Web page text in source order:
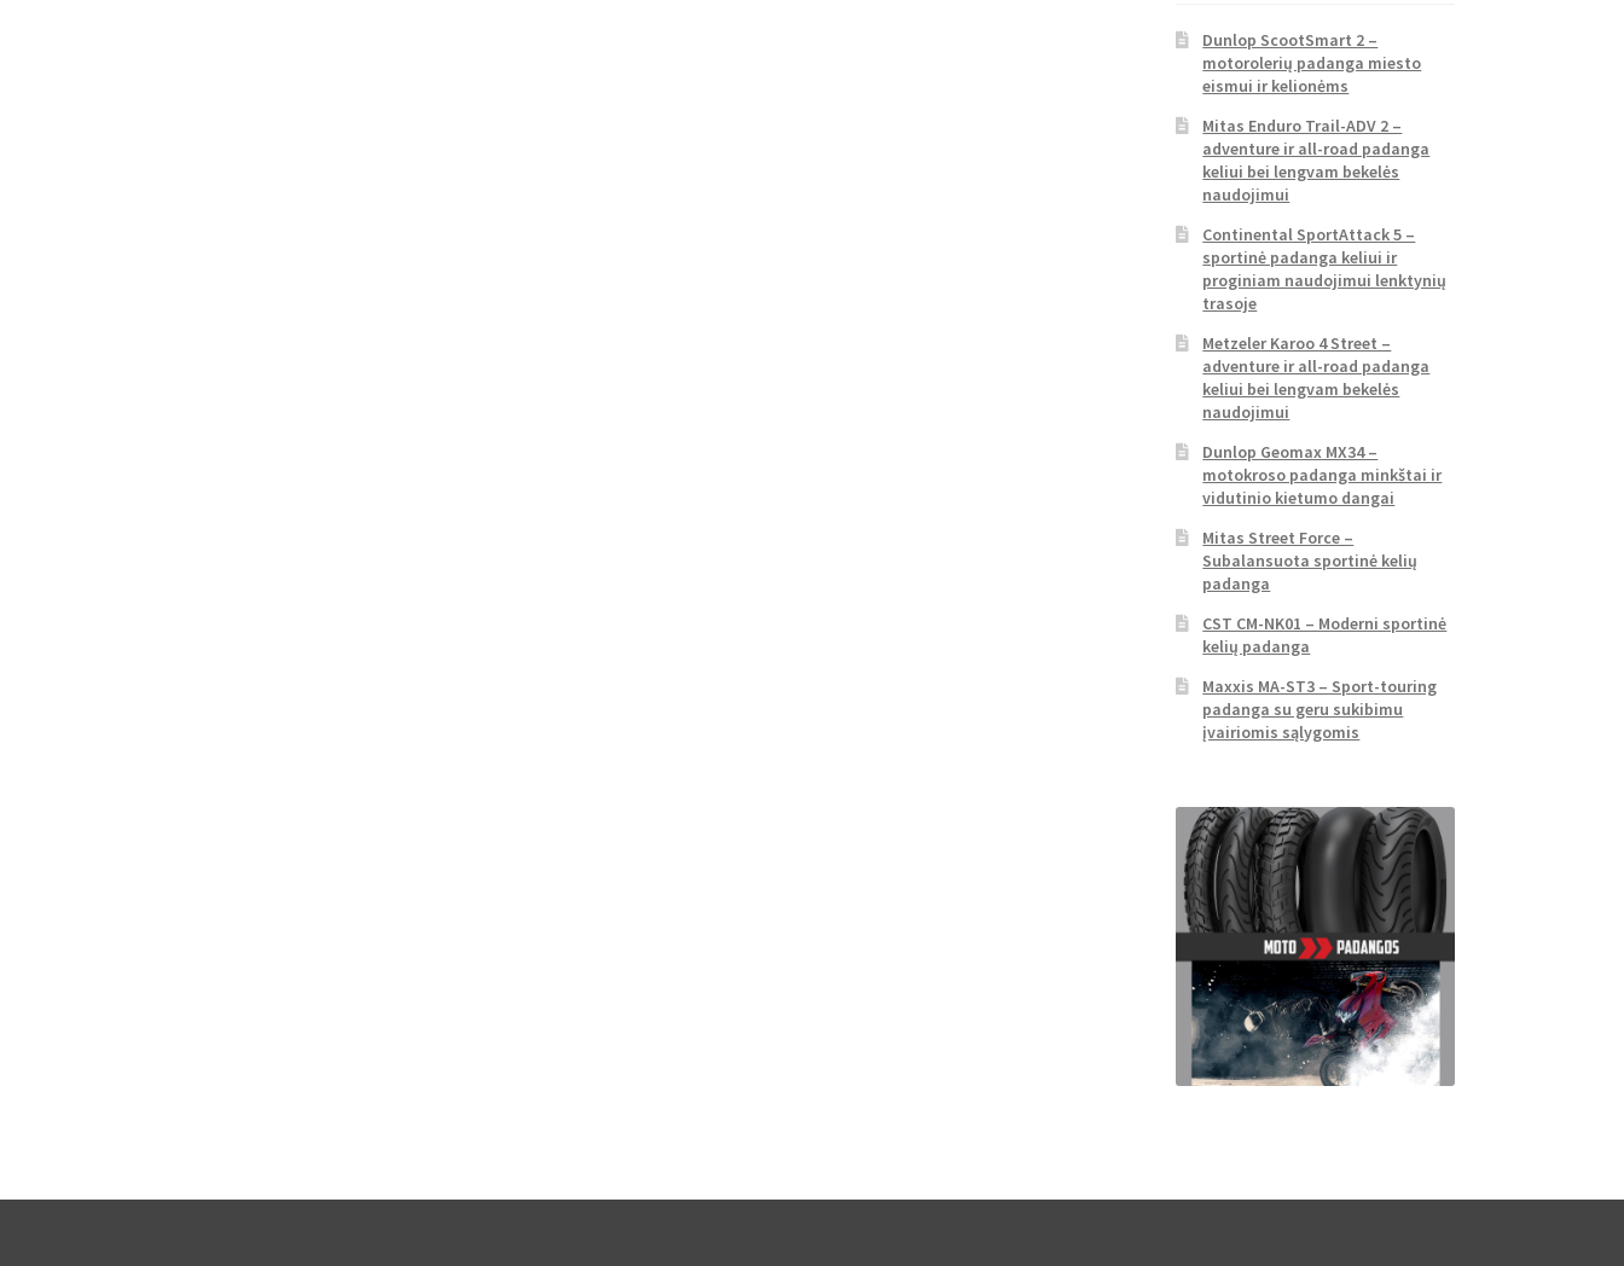
Dunlop ScootSmart 2 –
motorolerių padanga miesto
eismui ir kelionėms
Mitas Enduro Trail-ADV 2 –
adventure ir all-road padanga
keliui bei lengvam bekelės
naudojimui
Continental SportAttack 5 –
sportinė padanga keliui ir
proginiam naudojimui lenktynių
trasoje
Metzeler Karoo 4 Street –
adventure ir all-road padanga
keliui bei lengvam bekelės
naudojimui
Dunlop Geomax MX34 –
motokroso padanga minkštai ir
vidutinio kietumo dangai
Mitas Street Force –
Subalansuota sportinė kelių
padanga
CST CM-NK01 – Moderni sportinė
kelių padanga
Maxxis MA-ST3 – Sport-touring
padanga su geru sukibimu
įvairiomis sąlygomis